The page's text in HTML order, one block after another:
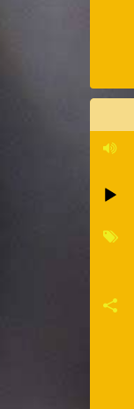
Audio-
Player